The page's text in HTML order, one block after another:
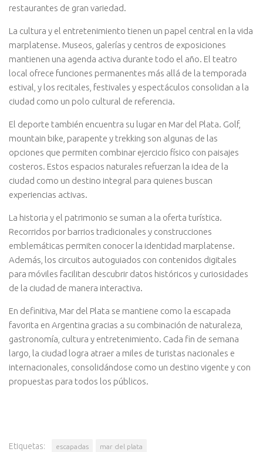
restaurantes de gran variedad.
La cultura y el entretenimiento tienen un papel central en la vida
marplatense. Museos, galerías y centros de exposiciones
mantienen una agenda activa durante todo el año. El teatro
local ofrece funciones permanentes más allá de la temporada
estival, y los recitales, festivales y espectáculos consolidan a la
ciudad como un polo cultural de referencia.
El deporte también encuentra su lugar en Mar del Plata. Golf,
mountain bike, parapente y trekking son algunas de las
opciones que permiten combinar ejercicio físico con paisajes
costeros. Estos espacios naturales refuerzan la idea de la
ciudad como un destino integral para quienes buscan
experiencias activas.
La historia y el patrimonio se suman a la oferta turística.
Recorridos por barrios tradicionales y construcciones
emblemáticas permiten conocer la identidad marplatense.
Además, los circuitos autoguiados con contenidos digitales
para móviles facilitan descubrir datos históricos y curiosidades
de la ciudad de manera interactiva.
En definitiva, Mar del Plata se mantiene como la escapada
favorita en Argentina gracias a su combinación de naturaleza,
gastronomía, cultura y entretenimiento. Cada fin de semana
largo, la ciudad logra atraer a miles de turistas nacionales e
internacionales, consolidándose como un destino vigente y con
propuestas para todos los públicos.
Etiquetas: escapadas mar del plata